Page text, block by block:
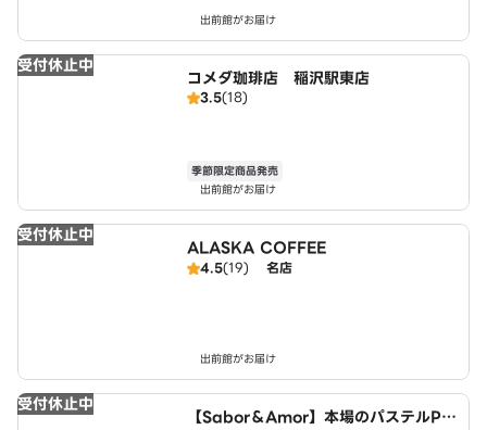
出前館がお届け
受付休止中
コメダ珈琲店 稲沢駅東店
3.5(18)
季節限定商品発売
出前館がお届け
受付休止中
ALASKA COFFEE
4.5(19) 名店
出前館がお届け
受付休止中
【Sabor＆Amor】本場のパステルPA